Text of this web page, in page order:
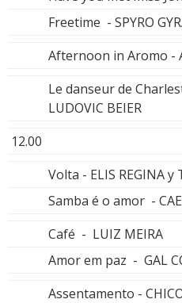
Freetime - SPYRO
Afternoon in Aromo -
Le danseur de
LUDOVIC BEIER
12.00
Volta - ELIS REGINA y
Samba é o amor -
Café - LUIZ MEIRA
Amor em paz - GAL
Assentamento -